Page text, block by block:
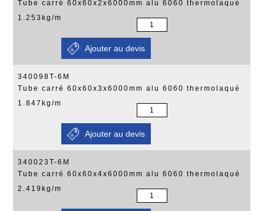
Tube carré 60x60x2x6000mm alu 6060 thermolaqué
1.253kg/m
340098T-6M
Tube carré 60x60x3x6000mm alu 6060 thermolaqué
1.847kg/m
340023T-6M
Tube carré 60x60x4x6000mm alu 6060 thermolaqué
2.419kg/m